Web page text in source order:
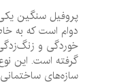
پروفیل سنگین یکی از
دوام است که به خاطر
خوردگی و زنگ‌زدگی، در
گرفته است. این نوع
سازه‌های ساختمانی،